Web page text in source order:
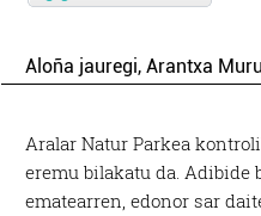
Aloña jauregi, Arantxa
Aralar Natur Parkea
eremu bilakatu da. Adibide
ematearren, edonor sar